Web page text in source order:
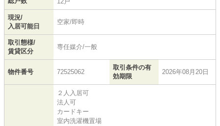
現況/
入居可能日
空家/即時
取引態様/
賃貸区分
専任媒介/一般
物件番号 72525062
取引条件の有
効期限
2026年08月20日
２人入居可
法人可
カードキー
室内洗濯機置場